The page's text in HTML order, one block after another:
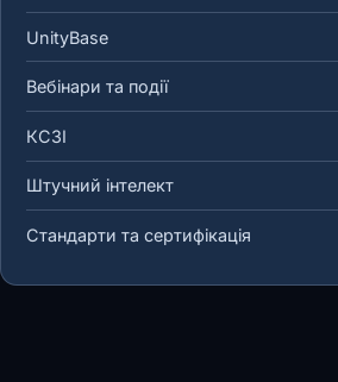
UnityBase
Вебінари та події
КСЗІ
Штучний інтелект
Стандарти та сертифікація